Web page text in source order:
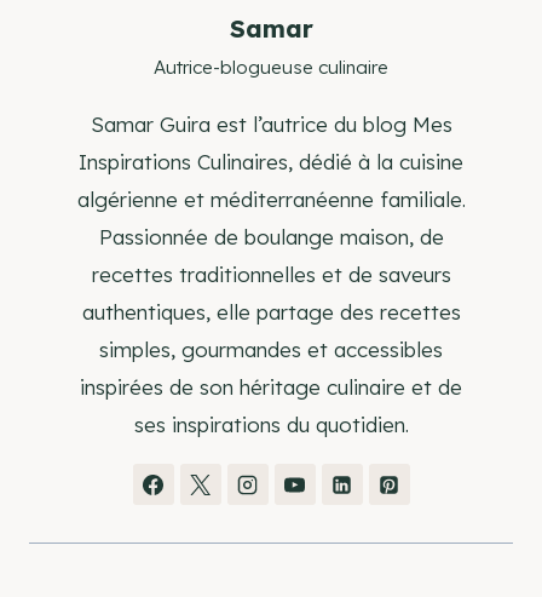
Samar
Autrice-blogueuse culinaire
Samar Guira est l’autrice du blog Mes
Inspirations Culinaires, dédié à la cuisine
algérienne et méditerranéenne familiale.
Passionnée de boulange maison, de
recettes traditionnelles et de saveurs
authentiques, elle partage des recettes
simples, gourmandes et accessibles
inspirées de son héritage culinaire et de
ses inspirations du quotidien.